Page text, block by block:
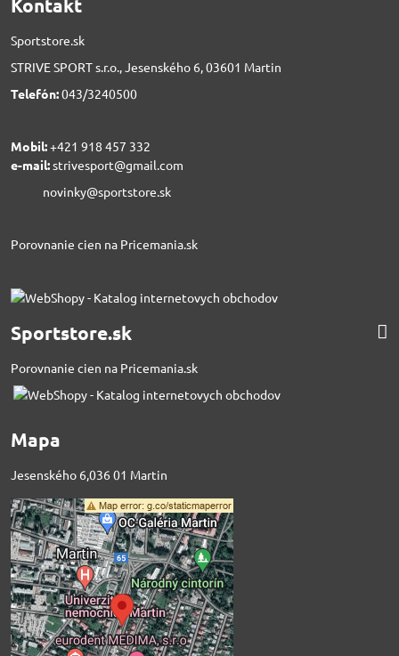
Kontakt
Sportstore.sk
STRIVE SPORT s.r.o., Jesenského 6, 03601 Martin
Telefón:043/3240500
Mobil:+421 918 457 332
e-mail:strivesport@gmail.com
novinky@sportstore.sk
Porovnanie cien na Pricemania.sk
Sportstore.sk
Porovnanie cien na Pricemania.sk
Mapa
Jesenského 6,036 01 Martin
Externý obsah je
blokovaný Voľbami
súkromia
Prajete si načítať externý obsah?